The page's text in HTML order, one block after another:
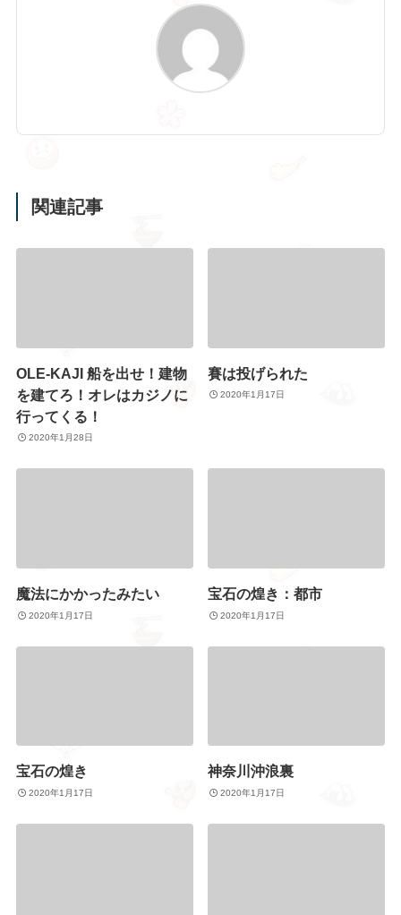
関連記事
OLE-KAJI 船を出せ！建物
を建てろ！オレはカジノに
行ってくる！
2020年1月28日
賽は投げられた
2020年1月17日
魔法にかかったみたい
2020年1月17日
宝石の煌き：都市
2020年1月17日
宝石の煌き
2020年1月17日
神奈川沖浪裏
2020年1月17日